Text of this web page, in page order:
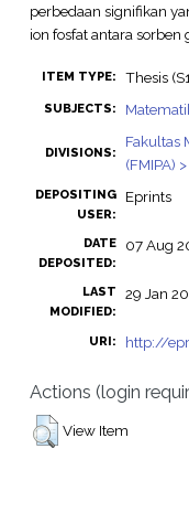
perbedaan signifikan
ion fosfat antara sorben
ITEM TYPE: Thesis
SUBJECTS:
DIVISIONS:
Fakultas
(FMIPA)
DEPOSITING
USER:
Eprints
DATE
DEPOSITED:
07 Aug
LAST
MODIFIED:
29 Jan
URI: http://
Actions (login
View Item